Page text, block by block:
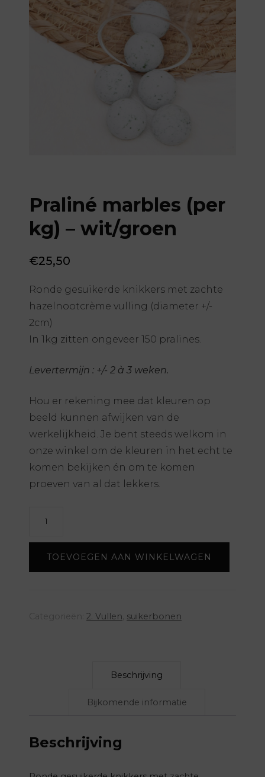
Praliné marbles (per
kg) – wit/groen
€25,50
Ronde gesuikerde knikkers met zachte
hazelnootcrème vulling (diameter +/-
2cm)
In 1kg zitten ongeveer 150 pralines.
Levertermijn : +/- 2 à 3 weken.
Hou er rekening mee dat kleuren op
beeld kunnen afwijken van de
werkelijkheid. Je bent steeds welkom in
onze winkel om de kleuren in het echt te
komen bekijken én om te komen
proeven van al dat lekkers.
TOEVOEGEN AAN WINKELWAGEN
2. Vullen suikerbonen
Beschrijving
Bijkomende informatie
Beschrijving